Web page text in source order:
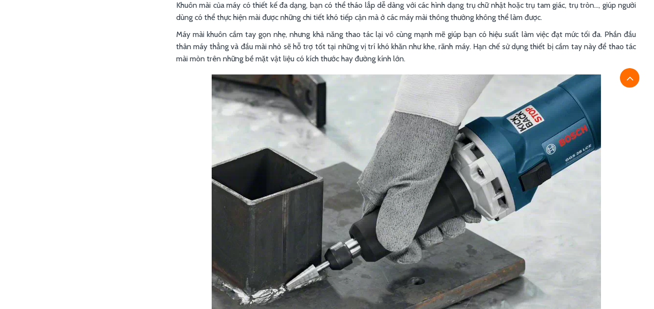
Khuôn mài của máy có thiết kế đa dạng, bạn có thể tháo lắp dễ dàng với các hình dạng trụ chữ nhật hoặc trụ tam giác, trụ tròn..., giúp người
dùng có thể thực hiện mài được những chi tiết khó tiếp cận mà ở các máy mài thông thường không thể làm được.
Máy mài khuôn cầm tay gọn nhẹ, nhưng khả năng thao tác lại vô cùng mạnh mẽ giúp bạn có hiệu suất làm việc đạt mức tối đa. Phần đầu
thân máy thẳng và đầu mài nhỏ sẽ hỗ trợ tốt tại những vị trí khó khăn như khe, rãnh máy. Hạn chế sử dụng thiết bị cầm tay này để thao tác
mài mòn trên những bề mặt vật liệu có kích thước hay đường kính lớn.